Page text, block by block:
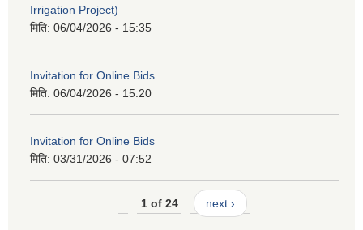
Irrigation Project)
मिति: 06/04/2026 - 15:35
Invitation for Online Bids
मिति: 06/04/2026 - 15:20
Invitation for Online Bids
मिति: 03/31/2026 - 07:52
1 of 24 next ›